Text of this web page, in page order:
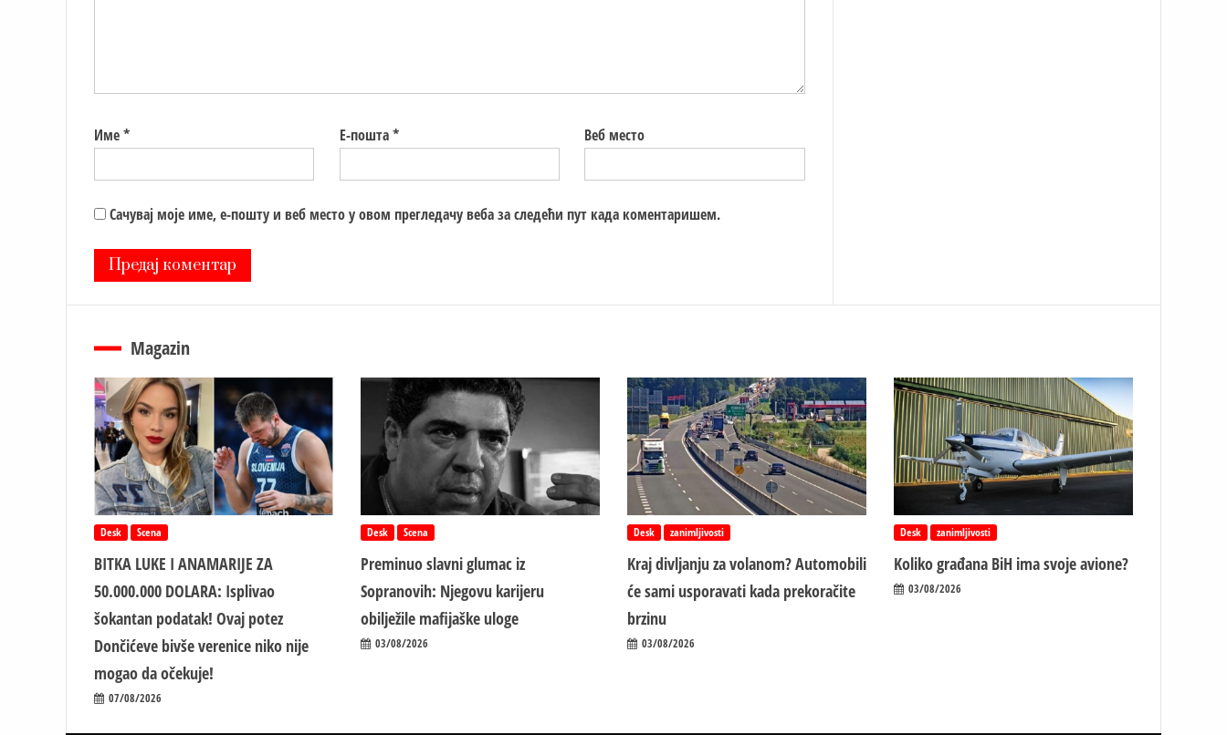
Име* Е-пошта* Веб место
Сачувај моје име, е-пошту и веб место у овом прегледачу веба за следећи пут када коментаришем.
Magazin
Desk Scena
BITKA LUKE I ANAMARIJE ZA
50.000.000 DOLARA: Isplivao
šokantan podatak! Ovaj potez
Dončićeve bivše verenice niko nije
mogao da očekuje!
07/08/2026
Desk Scena
Preminuo slavni glumac iz
Sopranovih: Njegovu karijeru
obilježile mafijaške uloge
03/08/2026
Desk zanimljivosti
Kraj divljanju za volanom? Automobili
će sami usporavati kada prekoračite
brzinu
03/08/2026
Desk zanimljivosti
Koliko građana BiH ima svoje avione?
03/08/2026